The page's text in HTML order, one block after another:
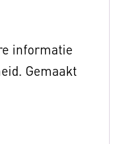
informatie
Gemaakt